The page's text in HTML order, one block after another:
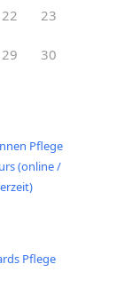
22 23
29 30
Pflege
(online /
Pflege